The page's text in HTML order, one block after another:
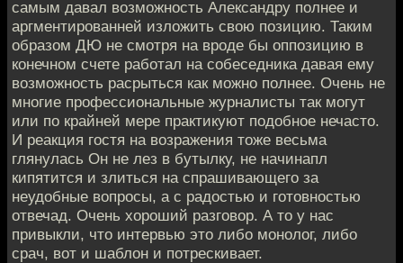
самым давал возможность Александру полнее и
аргментированней изложить свою позицию. Таким
образом ДЮ не смотря на вроде бы оппозицию в
конечном счете работал на собеседника давая ему
возможность расрыться как можно полнее. Очень не
многие профессиональные журналисты так могут
или по крайней мере практикуют подобное нечасто.
И реакция гостя на возражения тоже весьма
глянулась Он не лез в бутылку, не начинапл
кипятится и злиться на спрашивающего за
неудобные вопросы, а с радостью и готовностью
отвечад. Очень хороший разговор. А то у нас
привыкли, что интервью это либо монолог, либо
срач, вот и шаблон и потрескивает.